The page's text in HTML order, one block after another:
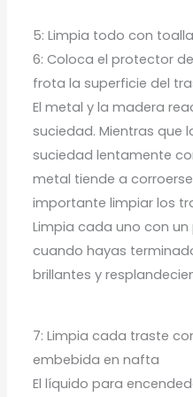
5: Limpia todo con
6: Coloca el protector
frota la superficie del
El metal y la madera
suciedad. Mientras que
suciedad lentamente
metal tiende a
importante limpiar los
Limpia cada uno con
cuando hayas
brillantes y
7: Limpia cada traste
embebida en nafta
El líquido para